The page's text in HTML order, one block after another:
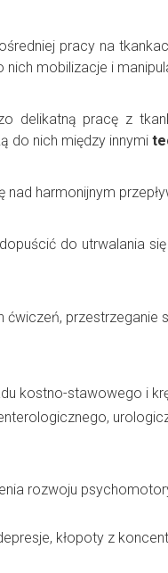
pracy na
mobilizacje i
delikatną pracę z
do nich między innymi
nad harmonijnym
do utrwalania
przestrzeganie
kostno-stawowego i
rozwoju
kłopoty z